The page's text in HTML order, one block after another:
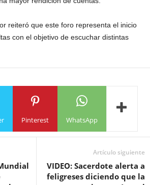
reiteró que este foro representa el inicio
con el objetivo de escuchar distintas
Pinterest WhatsApp
Artículo siguiente
VIDEO: Sacerdote alerta a
feligreses diciendo que la